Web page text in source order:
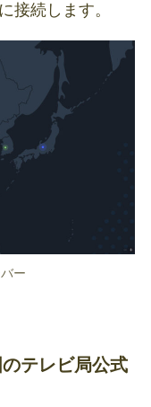
接続します。
ー
テレビ局公式